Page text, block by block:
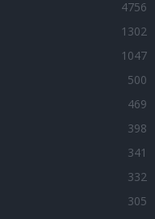
4756
1302
1047
500
469
398
341
332
305